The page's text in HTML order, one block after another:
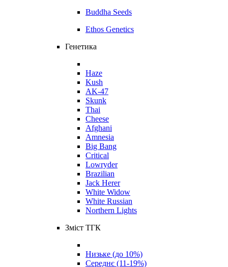
Buddha Seeds
Ethos Genetics
Генетика
Haze
Kush
AK-47
Skunk
Thai
Cheese
Afghani
Amnesia
Big Bang
Critical
Lowryder
Brazilian
Jack Herer
White Widow
White Russian
Northern Lights
Зміст ТГК
Низьке (до 10%)
Середнє (11-19%)